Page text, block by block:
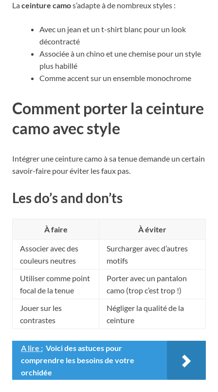
Laceinture camos’adapte à de nombreux styles :
Avec un jean et un t-shirt blanc pour un look
décontracté
Associée à un chino et une chemise pour un style
plus habillé
Comme accent sur un ensemble monochrome
Comment porter la ceinture
camo avec style
Intégrer une ceinture camo à sa tenue demande un certain
savoir-faire pour éviter les faux pas.
Les do’s and don’ts
À faire À éviter
Associer avec des
couleurs neutres
Surcharger avec d’autres
motifs
Utiliser comme point
focal de la tenue
Porter avec un pantalon
camo (trop c’est trop !)
Jouer sur les
contrastes
Négliger la qualité de la
ceinture
A lire : Voici des astuces pour
comprendre les besoins de votre
orchidée